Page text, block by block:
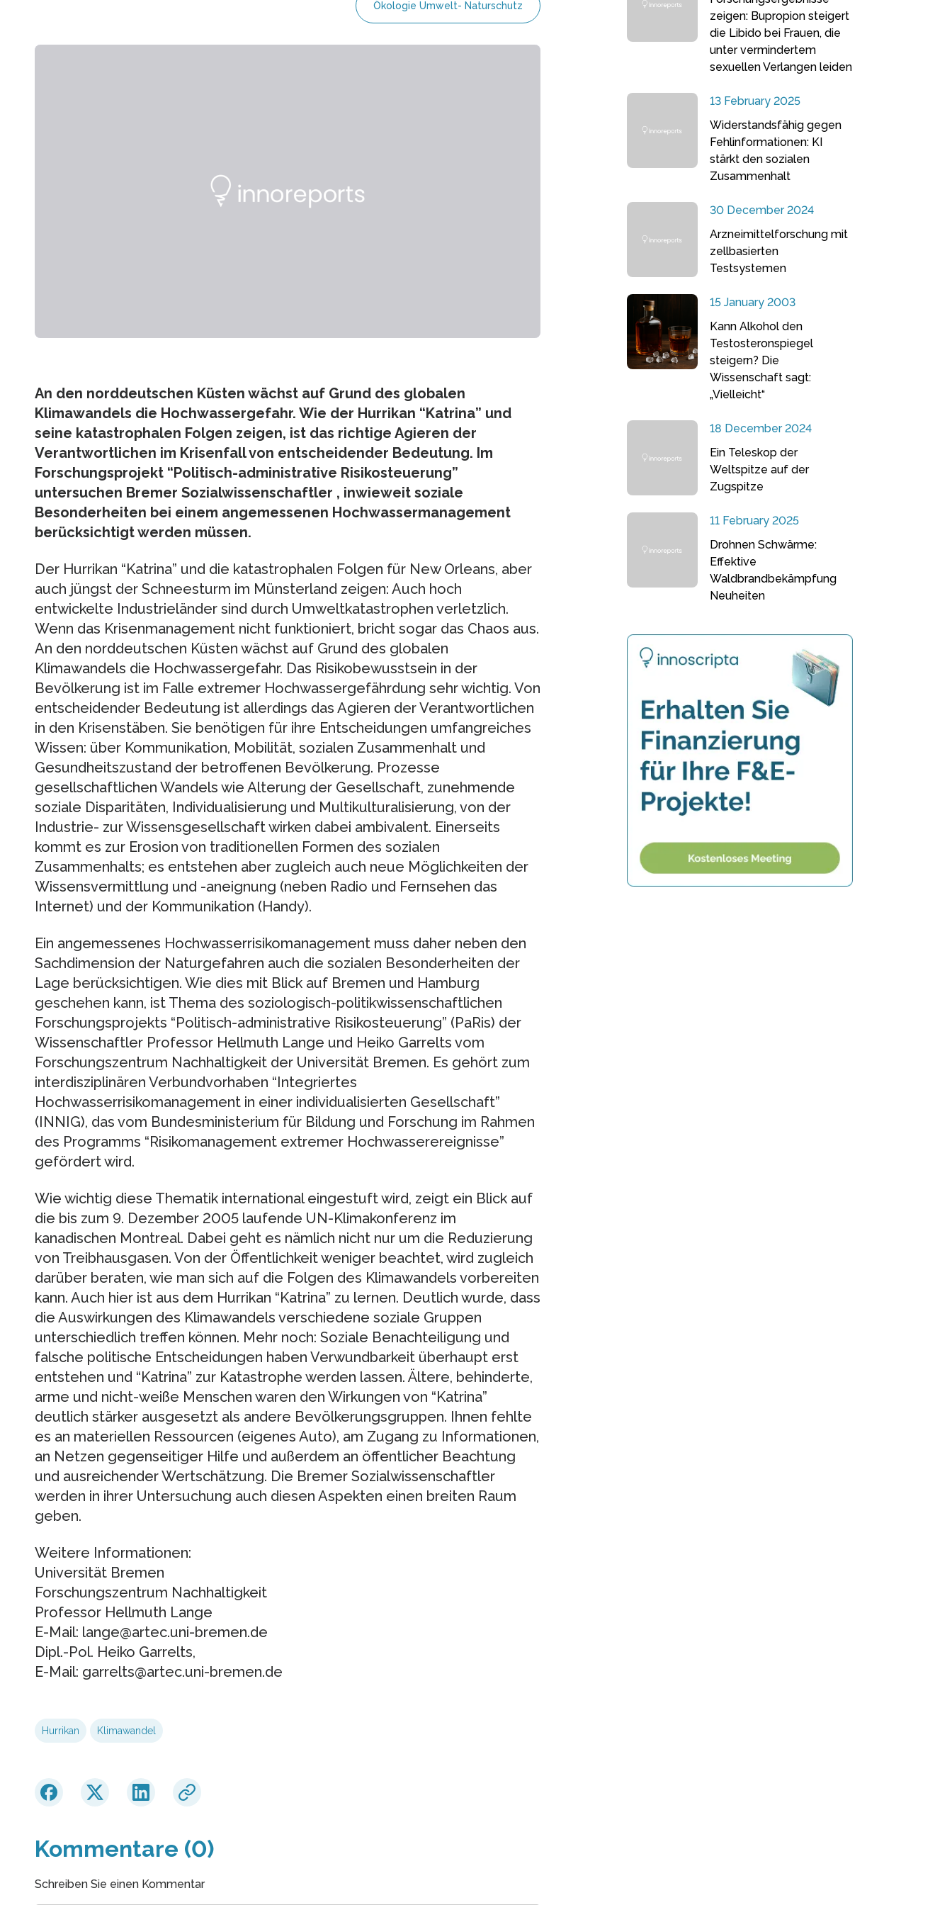
Ökologie Umwelt- Naturschutz
An den norddeutschen Küsten wächst auf Grund des globalen
Klimawandels die Hochwassergefahr. Wie der Hurrikan “Katrina” und
seine katastrophalen Folgen zeigen, ist das richtige Agieren der
Verantwortlichen im Krisenfall von entscheidender Bedeutung. Im
Forschungsprojekt “Politisch-administrative Risikosteuerung”
untersuchen Bremer Sozialwissenschaftler , inwieweit soziale
Besonderheiten bei einem angemessenen Hochwassermanagement
berücksichtigt werden müssen.
Der Hurrikan “Katrina” und die katastrophalen Folgen für New Orleans, aber
auch jüngst der Schneesturm im Münsterland zeigen: Auch hoch
entwickelte Industrieländer sind durch Umweltkatastrophen verletzlich.
Wenn das Krisenmanagement nicht funktioniert, bricht sogar das Chaos aus.
An den norddeutschen Küsten wächst auf Grund des globalen
Klimawandels die Hochwassergefahr. Das Risikobewusstsein in der
Bevölkerung ist im Falle extremer Hochwassergefährdung sehr wichtig. Von
entscheidender Bedeutung ist allerdings das Agieren der Verantwortlichen
in den Krisenstäben. Sie benötigen für ihre Entscheidungen umfangreiches
Wissen: über Kommunikation, Mobilität, sozialen Zusammenhalt und
Gesundheitszustand der betroffenen Bevölkerung. Prozesse
gesellschaftlichen Wandels wie Alterung der Gesellschaft, zunehmende
soziale Disparitäten, Individualisierung und Multikulturalisierung, von der
Industrie- zur Wissensgesellschaft wirken dabei ambivalent. Einerseits
kommt es zur Erosion von traditionellen Formen des sozialen
Zusammenhalts; es entstehen aber zugleich auch neue Möglichkeiten der
Wissensvermittlung und -aneignung (neben Radio und Fernsehen das
Internet) und der Kommunikation (Handy).
Ein angemessenes Hochwasserrisikomanagement muss daher neben den
Sachdimension der Naturgefahren auch die sozialen Besonderheiten der
Lage berücksichtigen. Wie dies mit Blick auf Bremen und Hamburg
geschehen kann, ist Thema des soziologisch-politikwissenschaftlichen
Forschungsprojekts “Politisch-administrative Risikosteuerung” (PaRis) der
Wissenschaftler Professor Hellmuth Lange und Heiko Garrelts vom
Forschungszentrum Nachhaltigkeit der Universität Bremen. Es gehört zum
interdisziplinären Verbundvorhaben “Integriertes
Hochwasserrisikomanagement in einer individualisierten Gesellschaft”
(INNIG), das vom Bundesministerium für Bildung und Forschung im Rahmen
des Programms “Risikomanagement extremer Hochwasserereignisse”
gefördert wird.
Wie wichtig diese Thematik international eingestuft wird, zeigt ein Blick auf
die bis zum 9. Dezember 2005 laufende UN-Klimakonferenz im
kanadischen Montreal. Dabei geht es nämlich nicht nur um die Reduzierung
von Treibhausgasen. Von der Öffentlichkeit weniger beachtet, wird zugleich
darüber beraten, wie man sich auf die Folgen des Klimawandels vorbereiten
kann. Auch hier ist aus dem Hurrikan “Katrina” zu lernen. Deutlich wurde, dass
die Auswirkungen des Klimawandels verschiedene soziale Gruppen
unterschiedlich treffen können. Mehr noch: Soziale Benachteiligung und
falsche politische Entscheidungen haben Verwundbarkeit überhaupt erst
entstehen und “Katrina” zur Katastrophe werden lassen. Ältere, behinderte,
arme und nicht-weiße Menschen waren den Wirkungen von “Katrina”
deutlich stärker ausgesetzt als andere Bevölkerungsgruppen. Ihnen fehlte
es an materiellen Ressourcen (eigenes Auto), am Zugang zu Informationen,
an Netzen gegenseitiger Hilfe und außerdem an öffentlicher Beachtung
und ausreichender Wertschätzung. Die Bremer Sozialwissenschaftler
werden in ihrer Untersuchung auch diesen Aspekten einen breiten Raum
geben.
Weitere Informationen:
Universität Bremen
Forschungszentrum Nachhaltigkeit
Professor Hellmuth Lange
E-Mail: lange@artec.uni-bremen.de
Dipl.-Pol. Heiko Garrelts,
E-Mail: garrelts@artec.uni-bremen.de
Hurrikan Klimawandel
Kommentare (0)
Schreiben Sie einen Kommentar
zeigen: Bupropion steigert
die Libido bei Frauen, die
unter vermindertem
sexuellen Verlangen leiden
13 February 2025
Widerstandsfähig gegen
Fehlinformationen: KI
stärkt den sozialen
Zusammenhalt
30 December 2024
Arzneimittelforschung mit
zellbasierten
Testsystemen
15 January 2003
Kann Alkohol den
Testosteronspiegel
steigern? Die
Wissenschaft sagt:
„Vielleicht“
18 December 2024
Ein Teleskop der
Weltspitze auf der
Zugspitze
11 February 2025
Drohnen Schwärme:
Effektive
Waldbrandbekämpfung
Neuheiten